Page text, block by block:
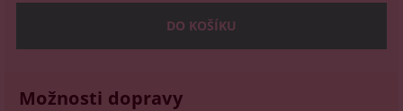
Možnosti dopravy